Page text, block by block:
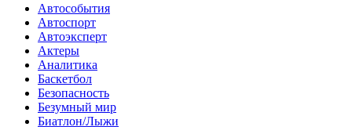
Автособытия
Автоспорт
Автоэксперт
Актеры
Аналитика
Баскетбол
Безопасность
Безумный мир
Биатлон/Лыжи